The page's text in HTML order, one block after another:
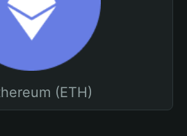
(ETH)